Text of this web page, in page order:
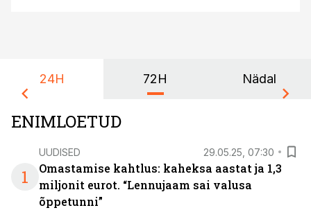
24H 72H Nädal
ENIMLOETUD
1
UUDISED 29.05.25, 07:30
Omastamise kahtlus: kaheksa aastat ja 1,3
miljonit eurot. “Lennujaam sai valusa
õppetunni”